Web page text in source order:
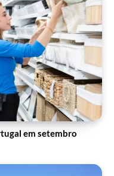
em setembro